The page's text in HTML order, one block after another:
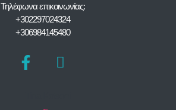
Τηλέφωνα επικοινωνίας:
+302297024324
+306984145480